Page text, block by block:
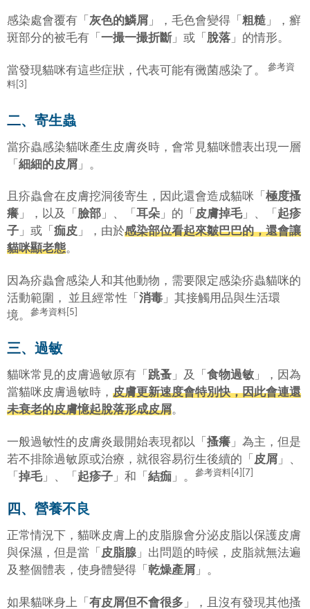
感染處會覆有「 灰色的鱗屑 」，毛色會變得「 粗糙 」，癬
斑部分的被毛有「 一撮一撮折斷」或「 脫落 」的情形。
當發現貓咪有這些症狀，代表可能有黴菌感染了。 參考資
料[3]
二、寄生蟲
當疥蟲感染貓咪產生皮膚炎時，會常見貓咪體表出現一層
「 細細的皮屑 」。
且疥蟲會在皮膚挖洞後寄生，因此還會造成貓咪「 極度搔
癢 」，以及「 臉部 」、「 耳朵 」的「 皮膚掉毛」、「 起疹
子 」或「 痂皮 」，由於感染部位看起來皺巴巴的，還會讓
貓咪顯老態。
因為疥蟲會感染人和其他動物，需要限定感染疥蟲貓咪的
活動範圍， 並且經常性「 消毒 」其接觸用品與生活環
境。
參考資料[5]
三、過敏
貓咪常見的皮膚過敏原有「 跳蚤 」及「 食物過敏 」，因為
當貓咪皮膚過敏時， 皮膚更新速度會特別快，因此會連還
未衰老的皮膚憶起脫落形成皮屑。
一般過敏性的皮膚炎最開始表現都以「 搔癢 」為主，但是
若不排除過敏原或治療，就很容易衍生後續的「 皮屑 」、
「 掉毛」、「 起疹子 」和「 結痂 」。 參考資料[4][7]
四、營養不良
正常情況下，貓咪皮膚上的皮脂腺會分泌皮脂以保護皮膚
與保濕，但是當「 皮脂腺 」出問題的時候，皮脂就無法遍
及整個體表，使身體變得「 乾燥產屑 」。
如果貓咪身上「 有皮屑但不會很多 」，且沒有發現其他搔